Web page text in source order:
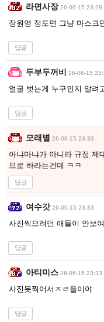
라면사장 26-06-15 23:28
장원영 정도면 그냥 마스크
답글
두부두꺼비 26-06-15
얼굴 벗는게 누구인지 알려
답글
모래별 26-06-15 23:33
아냐마냐가 아니라 규정 제
으로 하라는건데 ㅋㅋ
답글
여수갓 26-06-15 23:33
사진찍으려던 애들이 안보
답글
아티미스 26-06-15 23:33
사진못찍어서ㅈㄹ들이야
답글